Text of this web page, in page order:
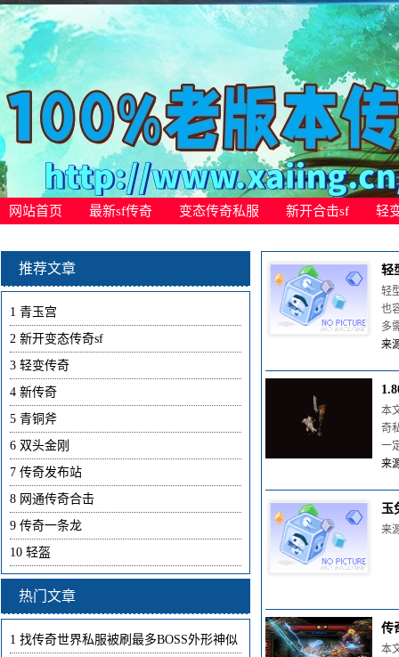
网站首页 最新sf传奇 变态传奇私服 新开合击sf 轻
轻
轻
也
多
来
本
奇
一
来
玉
来
传
本
推荐文章
1 青玉宫
2 新开变态传奇sf
3 轻变传奇
4 新传奇
5 青铜斧
6 双头金刚
7 传奇发布站
8 网通传奇合击
9 传奇一条龙
10 轻盔
热门文章
1 找传奇世界私服被刷最多BOSS外形神似